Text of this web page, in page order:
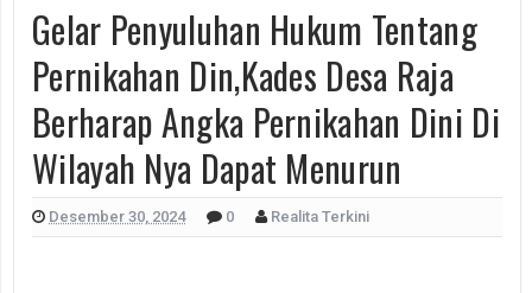
Gelar Penyuluhan Hukum Tentang
Pernikahan Din,Kades Desa Raja
Berharap Angka Pernikahan Dini Di
Wilayah Nya Dapat Menurun
Desember 30, 2024 0 Realita Terkini